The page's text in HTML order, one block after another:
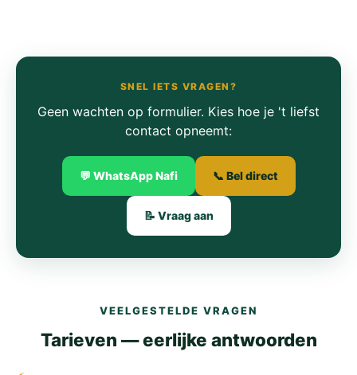
SNEL IETS VRAGEN?
Geen wachten op formulier. Kies hoe je 't liefst
contact opneemt:
💬 WhatsApp Nafi 📞 Bel direct
📝 Vraag aan
VEELGESTELDE VRAGEN
Tarieven — eerlijke antwoorden